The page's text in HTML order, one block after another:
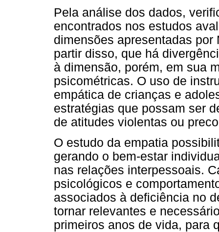
Pela análise dos dados,
encontrados nos estudos
dimensões apresentadas por
partir disso, que há
à dimensão, porém, em sua
psicométricas. O uso de
empática de crianças e
estratégias que possam ser
de atitudes violentas ou
O estudo da empatia
gerando o bem-estar
nas relações interpessoais.
psicológicos e
associados à deficiência no
tornar relevantes e
primeiros anos de vida, para